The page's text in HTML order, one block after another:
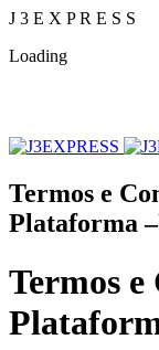
J 3 E X PR E S S
Loading
Termos e
Plataforma
Termos e